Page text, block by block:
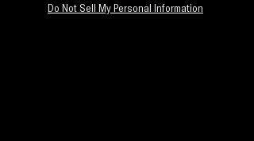
Do Not Sell My Personal Information